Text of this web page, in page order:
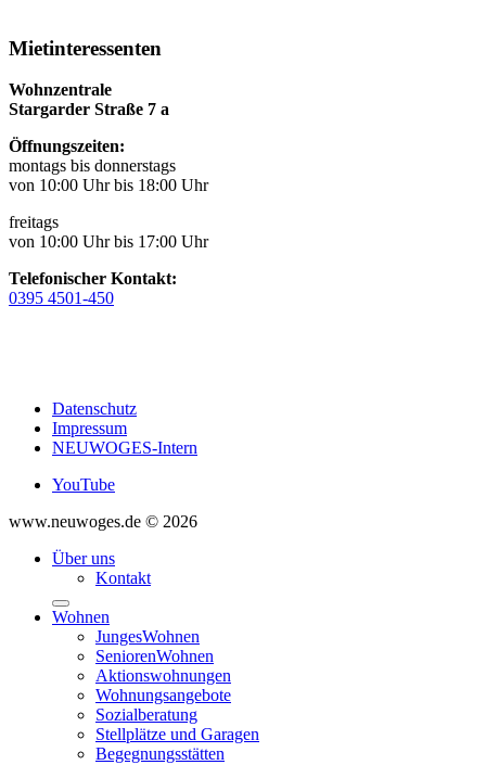
Mietinteressenten
Wohnzentrale
Stargarder Straße 7 a
Öffnungszeiten:
montags bis donnerstags
von 10:00 Uhr bis 18:00 Uhr
freitags
von 10:00 Uhr bis 17:00 Uhr
Telefonischer Kontakt:
0395 4501-450
Datenschutz
Impressum
NEUWOGES-Intern
YouTube
www.neuwoges.de © 2026
Über uns
Kontakt
Wohnen
JungesWohnen
SeniorenWohnen
Aktionswohnungen
Wohnungsangebote
Sozialberatung
Stellplätze und Garagen
Begegnungsstätten